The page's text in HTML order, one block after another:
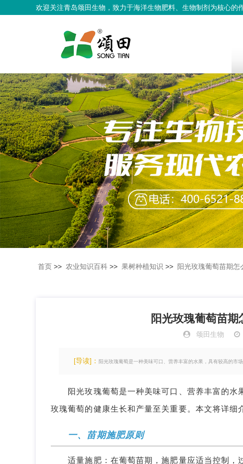
欢迎关注青岛颂田生物，致力于海洋生物肥料、生物制剂为核心的
首页 >> 农业知识百科 >> 果树种植知识 >> 阳光玫瑰葡萄苗期怎
阳光玫瑰葡萄苗
颂田生物
[导读]： 阳光玫瑰葡萄是一种美味可口、营养丰富的水果，具有较高的市
阳光玫瑰葡萄是一种美味可口、营养丰富的水
玫瑰葡萄的健康生长和产量至关重要。本文将详细
一、苗期施肥原则
适量施肥：在葡萄苗期，施肥量应适当控制，